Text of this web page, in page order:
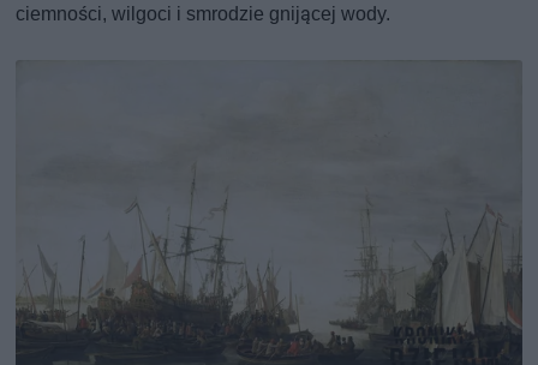
ciemności, wilgoci i smrodzie gnijącej wody.